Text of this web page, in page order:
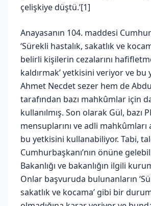
çelişkiye düştü.’[1]
Anayasanın 104. maddesi
‘Sürekli hastalık, sakatlık ve
belirli kişilerin cezalarını
kaldırmak’ yetkisini veriyor ve bu
Ahmet Necdet sezer hem de
tarafından bazı mahkûmlar için
kullanılmış. Son olarak Gül, bazı
mensuplarını ve adli mahkûmları
bu yetkisini kullanabiliyor. Tabi,
Cumhurbaşkanı’nın önüne
Bakanlığı ve bakanlığın ilgili
Onlar başvuruda bulunanların
sakatlık ve kocama’ gibi bir